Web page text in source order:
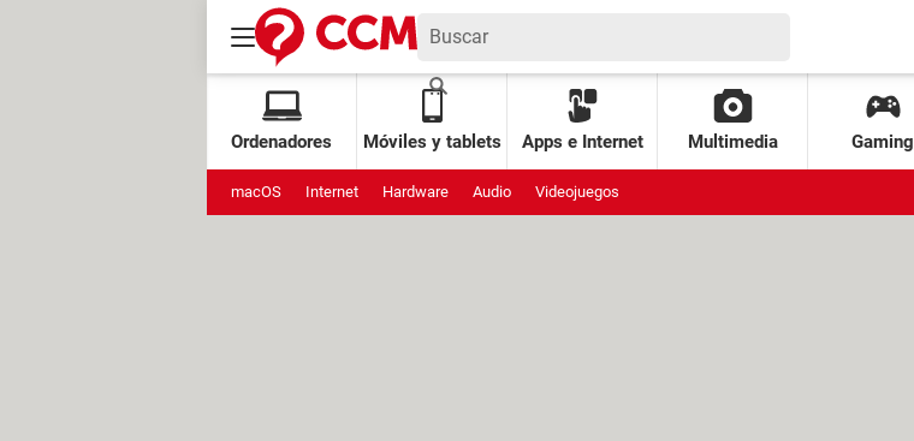
Ordenadores Móviles y tablets Apps e Internet Multimedia Gaming
macOS Internet Hardware Audio Videojuegos